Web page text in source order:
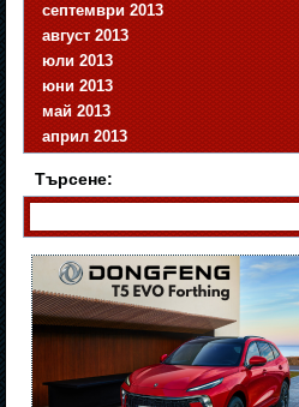
септември 2013
август 2013
юли 2013
юни 2013
май 2013
април 2013
Търсене: